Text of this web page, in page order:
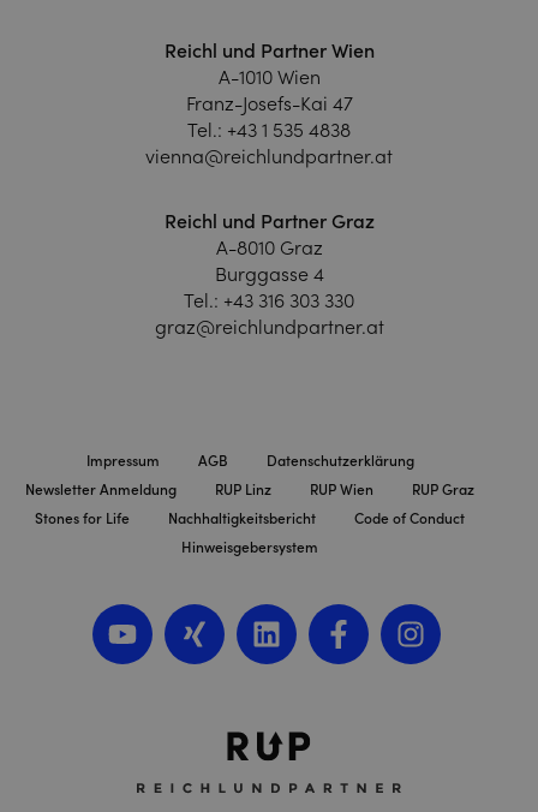
Reichl und Partner Wien
A-1010 Wien
Franz-Josefs-Kai 47
Tel.: +43 1 535 4838
vienna@reichlundpartner.at
Reichl und Partner Graz
A-8010 Graz
Burggasse 4
Tel.: +43 316 303 330
graz@reichlundpartner.at
Impressum AGB
Datenschutzerklärung
Newsletter Anmeldung
RUP Linz RUP Wien
RUP Graz
Stones for Life
Nachhaltigkeitsbericht
Code of Conduct
Hinweisgebersystem